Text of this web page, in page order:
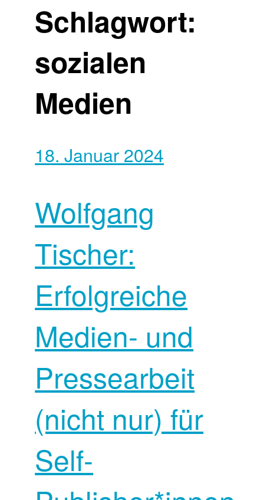
Schlagwort:
sozialen
Medien
18. Januar 2024
Wolfgang
Tischer:
Erfolgreiche
Medien- und
Pressearbeit
(nicht nur) für
Self-